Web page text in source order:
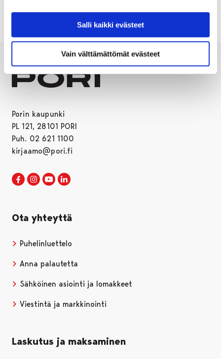
Salli kaikki evästeet
Vain välttämättömät evästeet
Porin kaupunki
PL 121, 28101 PORI
Puh. 02 621 1100
kirjaamo@pori.fi
Porin kaupunki Facebookissa
Avautuu uudessa välilehdessä
Porin kaupunki Instagramissa
Avautuu uudessa välilehdessä
Porin kaupunki Youtubessa
Avautuu uudessa välilehdessä
Ota yhteyttä
Puhelinluettelo
Anna palautetta
Sähköinen asiointi ja lomakkeet
Viestintä ja markkinointi
Laskutus ja maksaminen